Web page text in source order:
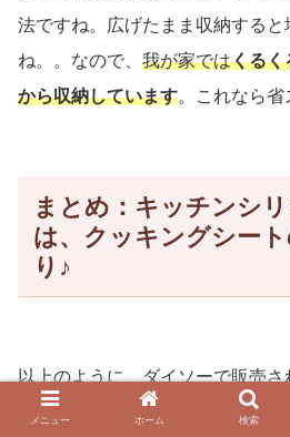
法ですね。広げたまま収納する
ね。。なので、 我が家ではくるく
から収納しています。これなら省
まとめ：キッチンシ
は、クッキングシー
り♪
以上のように、ダイソーで販売
コーンマット」についてご紹介
メニュー ホーム 検索